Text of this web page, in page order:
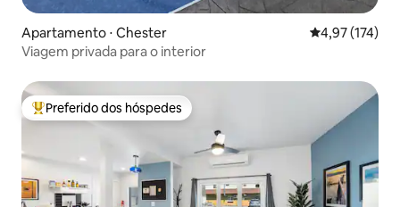
Apartamento ⋅ Chester 4,97 de uma
4,97 (174)
Viagem privada para o interior
Entre os melhores preferidos dos hóspedes
Preferido dos hóspedes